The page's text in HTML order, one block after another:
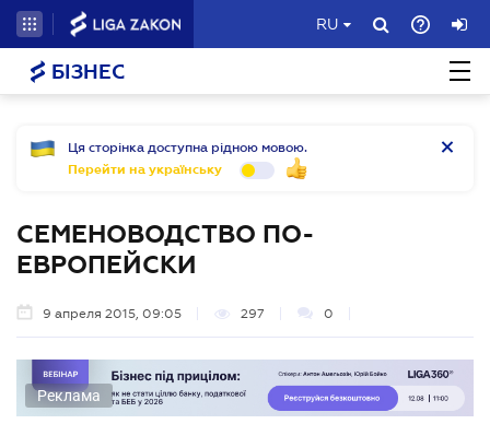
RU
БІЗНЕС
Ця сторінка доступна рідною мовою.
Перейти на українську
СЕМЕНОВОДСТВО ПО-
ЕВРОПЕЙСКИ
9 апреля 2015, 09:05 297 0
Реклама